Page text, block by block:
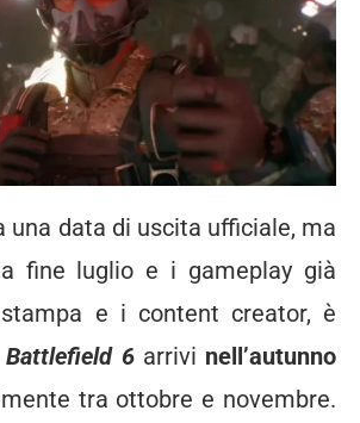
una data di uscita ufficiale, ma
fine luglio e i gameplay già
e i content creator, è
Battlefield 6arrivi nell’autunno
tra ottobre e novembre.